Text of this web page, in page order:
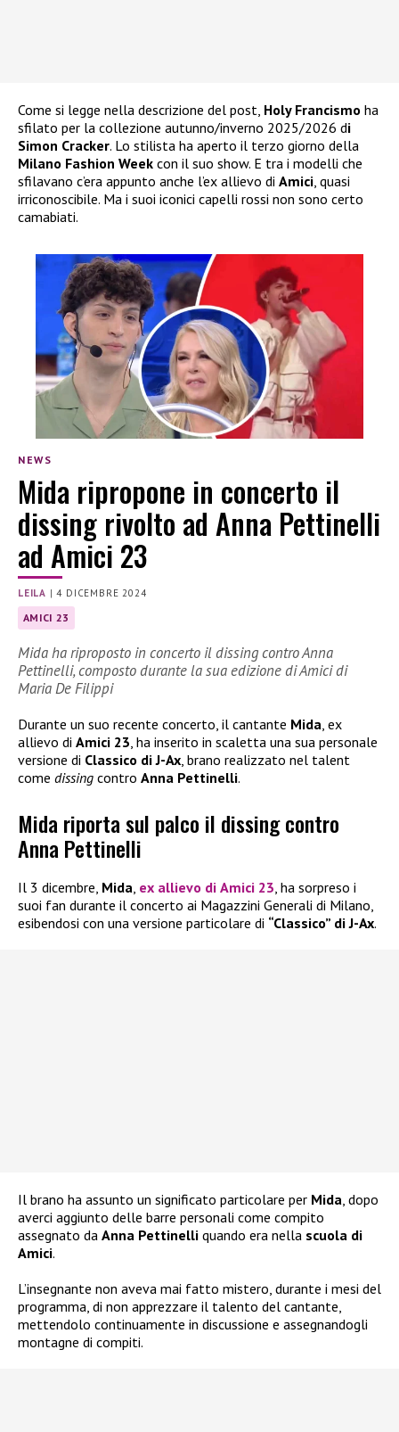
Come si legge nella descrizione del post, Holy Francismo ha
sfilato per la collezione autunno/inverno 2025/2026 di
Simon Cracker. Lo stilista ha aperto il terzo giorno della
Milano Fashion Week con il suo show. E tra i modelli che
sfilavano c’era appunto anche l’ex allievo di Amici, quasi
irriconoscibile. Ma i suoi iconici capelli rossi non sono certo
camabiati.
NEWS
Mida ripropone in concerto il
dissing rivolto ad Anna Pettinelli
ad Amici 23
LEILA |4 DICEMBRE 2024
AMICI 23
Mida ha riproposto in concerto il dissing contro Anna
Pettinelli, composto durante la sua edizione di Amici di
Maria De Filippi
Durante un suo recente concerto, il cantante Mida, ex
allievo di Amici 23, ha inserito in scaletta una sua personale
versione di Classico di J-Ax, brano realizzato nel talent
come dissing contro Anna Pettinelli.
Mida riporta sul palco il dissing contro
Anna Pettinelli
Il 3 dicembre, Mida ex allievo di Amici 23 , ha sorpreso i
suoi fan durante il concerto ai Magazzini Generali di Milano,
esibendosi con una versione particolare di “Classico” di J-Ax.
Il brano ha assunto un significato particolare per Mida , dopo
averci aggiunto delle barre personali come compito
assegnato da Anna Pettinelli quando era nella scuola di
Amici.
L’insegnante non aveva mai fatto mistero, durante i mesi del
programma, di non apprezzare il talento del cantante,
mettendolo continuamente in discussione e assegnandogli
montagne di compiti.